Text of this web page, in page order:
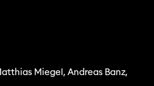
Miegel, Andreas Banz,